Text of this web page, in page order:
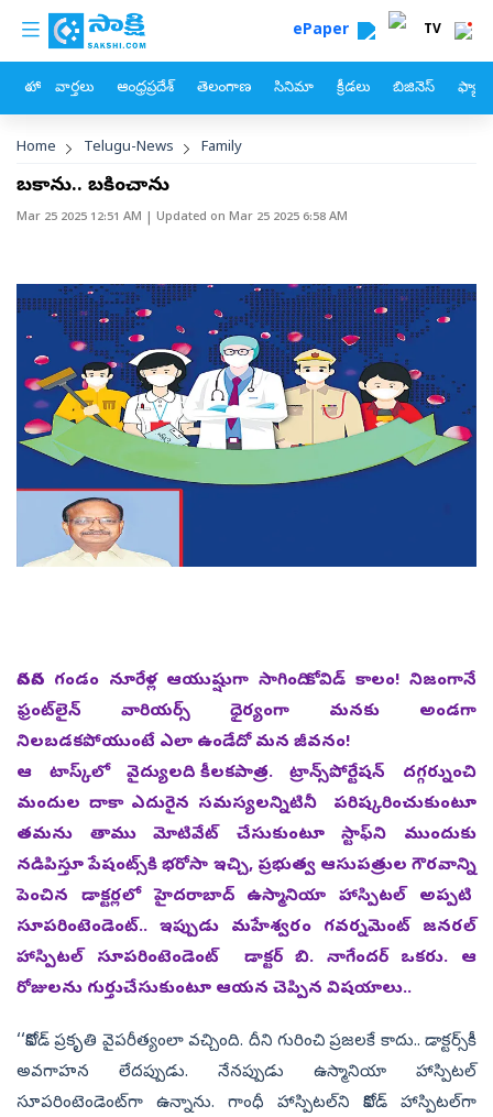
Skip to main content
custom menu ePaper TV
హోం వార్తలు ఆంధ్రప్రదేశ్ తెలంగాణ సినిమా క్రీడలు బిజినెస్
Breadcrumb
Home Telugu-News Family
బతికాను.. బతికించాను
Mar 25 2025 12:51 AM | Updated on Mar 25 2025 6:58 AM
దినదిన గండం నూరేళ్ల ఆయుష్షుగా సాగింది కోవిడ్‌ కాలం! నిజంగానే
ఫ్రంట్‌లైన్‌ వారియర్స్‌ ధైర్యంగా మనకు అండగా
నిలబడకపోయుంటే ఎలా ఉండేదో మన జీవనం!
ఆ టాస్క్‌లో వైద్యులది కీలకపాత్ర. ట్రాన్స్‌పోర్టేషన్‌ దగ్గర్నుంచి
మందుల దాకా ఎదురైన సమస్యలన్నిటినీ పరిష్కరించుకుంటూ
తమను తాము మోటివేట్‌ చేసుకుంటూ స్టాఫ్‌ని ముందుకు
నడిపిస్తూ పేషంట్స్‌కి భరోసా ఇచ్చి, ప్రభుత్వ ఆసుపత్రుల గౌరవాన్ని
పెంచిన డాక్టర్లలో హైదరాబాద్‌ ఉస్మానియా హాస్పిటల్‌ అప్పటి
సూపరింటెండెంట్‌.. ఇప్పుడు మహేశ్వరం గవర్నమెంట్‌ జనరల్‌
హాస్పిటల్‌ సూపరింటెండెంట్‌ డాక్టర్‌ బి. నాగేందర్‌ ఒకరు. ఆ
రోజులను గుర్తుచేసుకుంటూ ఆయన చెప్పిన విషయాలు..
‘‘కోవిడ్‌ ప్రకృతి వైపరీత్యంలా వచ్చింది. దీని గురించి ప్రజలకే కాదు.. డాక్టర్స్‌కీ
అవగాహన లేదప్పుడు. నేనప్పుడు ఉస్మానియా హాస్పిటల్‌
సూపరింటెండెంట్‌గా ఉన్నాను. గాంధీ హాస్పిటల్‌ని కోవిడ్‌ హాస్పిటల్‌గా